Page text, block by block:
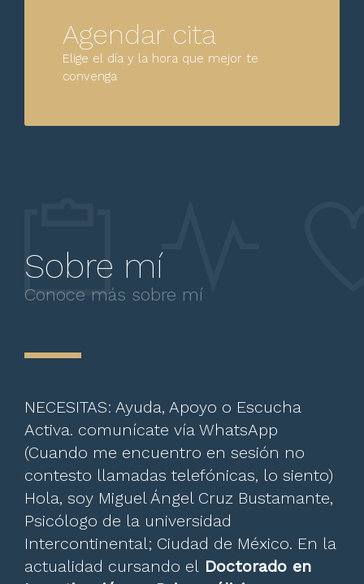
Agendar cita
Elige el día y la hora que mejor te
convenga
Sobre mí
Conoce más sobre mí
NECESITAS: Ayuda, Apoyo o Escucha
Activa. comunícate vía WhatsApp
(Cuando me encuentro en sesión no
contesto llamadas telefónicas, lo siento)
Hola, soy Miguel Ángel Cruz Bustamante,
Psicólogo de la universidad
Intercontinental; Ciudad de México. En la
actualidad cursando el Doctorado en